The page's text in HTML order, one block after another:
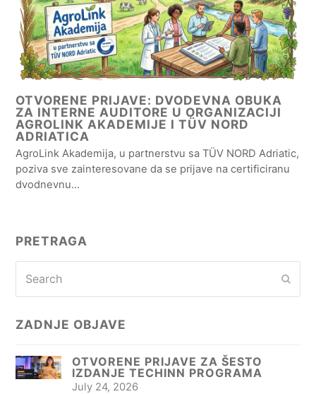
OTVORENE PRIJAVE: DVODEVNA OBUKA
ZA INTERNE AUDITORE U ORGANIZACIJI
AGROLINK AKADEMIJE I TÜV NORD
ADRIATICA
AgroLink Akademija, u partnerstvu sa TÜV NORD Adriatic,
poziva sve zainteresovane da se prijave na certificiranu
dvodnevnu…
PRETRAGA
ZADNJE OBJAVE
OTVORENE PRIJAVE ZA ŠESTO
IZDANJE TECHINN PROGRAMA
July 24, 2026